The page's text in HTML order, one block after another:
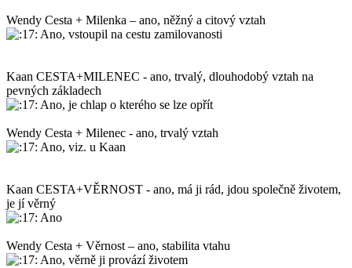
Wendy Cesta + Milenka – ano, něžný a citový vztah
Ano, vstoupil na cestu zamilovanosti
Kaan CESTA+MILENEC - ano, trvalý, dlouhodobý vztah na
pevných základech
Ano, je chlap o kterého se lze opřít
Wendy Cesta + Milenec - ano, trvalý vztah
Ano, viz. u Kaan
Kaan CESTA+VĚRNOST - ano, má ji rád, jdou společně životem,
je jí věrný
Ano
Wendy Cesta + Věrnost – ano, stabilita vtahu
Ano, věrně ji provází životem